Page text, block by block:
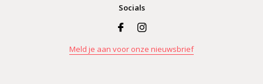
Socials
Meld je aan voor onze nieuwsbrief